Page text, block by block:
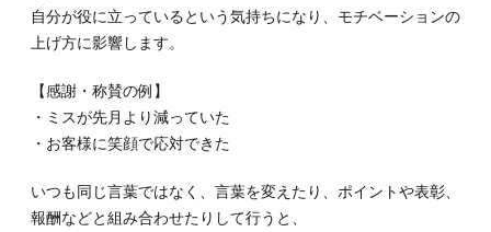
自分が役に立っているという気持ちになり、モチベーションの
上げ方に影響します。
【感謝・称賛の例】
・ミスが先月より減っていた
・お客様に笑顔で応対できた
いつも同じ言葉ではなく、言葉を変えたり、ポイントや表彰、
報酬などと組み合わせたりして行うと、